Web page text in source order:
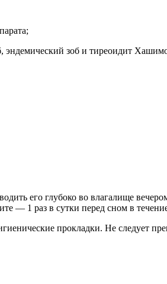
зоб и тиреоидит
его глубоко во влагалище
— 1 раз в сутки перед сном в
прокладки. Не следует